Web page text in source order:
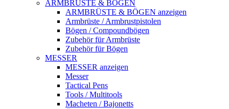
ARMBRÜSTE & BÖGEN
ARMBRÜSTE & BÖGEN anzeigen
Armbrüste / Armbrustpistolen
Bögen / Compoundbögen
Zubehör für Armbrüste
Zubehör für Bögen
MESSER
MESSER anzeigen
Messer
Tactical Pens
Tools / Multitools
Macheten / Bajonetts